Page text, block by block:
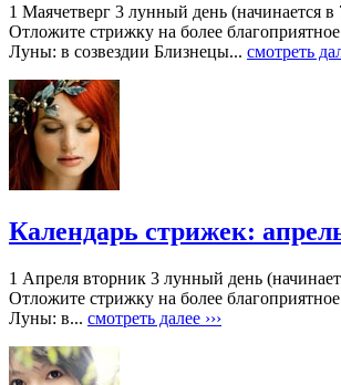
1 Маячетверг 3 лунный день
Отложите стрижку на более
Луны: в созвездии Близнецы... смотреть
Календарь стрижек:
1 Апреля вторник 3 лунный день
Отложите стрижку на более
Луны: в... смотреть далее ›››